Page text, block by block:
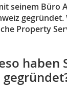
seinem Büro
Property
haben